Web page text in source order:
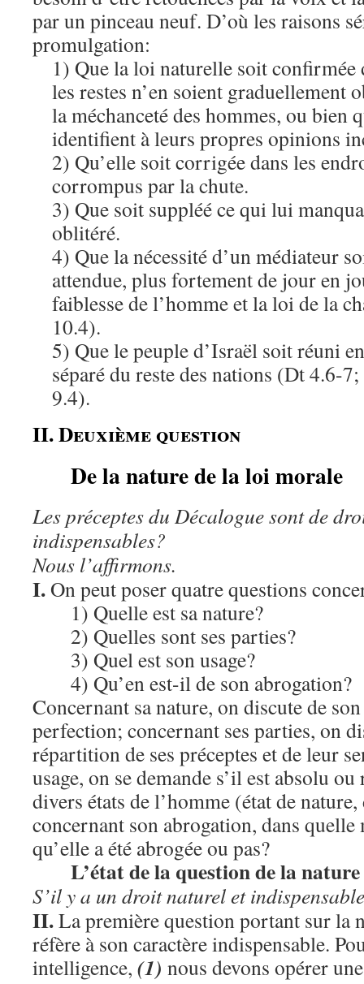
par un pinceau neuf. D’où les raisons
promulgation:
1) Que la loi naturelle soit confirmée
les restes n’en soient graduellement
la méchanceté des hommes, ou bien
identifient à leurs propres opinions
2) Qu’elle soit corrigée dans les
corrompus par la chute.
3) Que soit suppléé ce qui lui
oblitéré.
4) Que la nécessité d’un médiateur
attendue, plus fortement de jour en
faiblesse de l’homme et la loi de la
10.4).
5) Que le peuple d’Israël soit réuni
séparé du reste des nations (Dt 4.6-
9.4).
II. Deuxième question
De la nature de la loi morale
Les préceptes du Décalogue sont de
indispensables?
Nous l’affirmons.
I.On peut poser quatre questions
1) Quelle est sa nature?
2) Quelles sont ses parties?
3) Quel est son usage?
4) Qu’en est-il de son abrogation?
Concernant sa nature, on discute de
perfection; concernant ses parties, on
répartition de ses préceptes et de leur
usage, on se demande s’il est absolu
divers états de l’homme (état de
concernant son abrogation, dans
qu’elle a été abrogée ou pas?
L’état de la question de la
S’il y a un droit naturel et indispensable
II.La première question portant sur la
réfère à son caractère indispensable.
intelligence, (1) nous devons opérer